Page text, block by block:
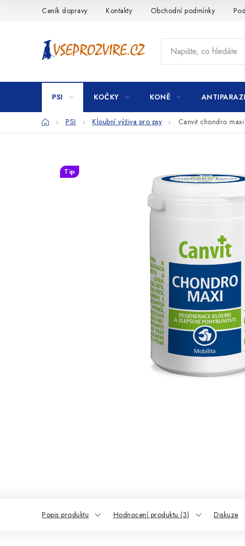
Ceník dopravy Kontakty Obchodní podmínky
PSI KOČKY KONĚ
DomůPSI Kloubní výživa pro psy Canvit chondro
Tip
Popis produktu Hodnocení produktu (3) Diskuze